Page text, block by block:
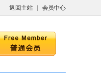
返回主站 会员中心